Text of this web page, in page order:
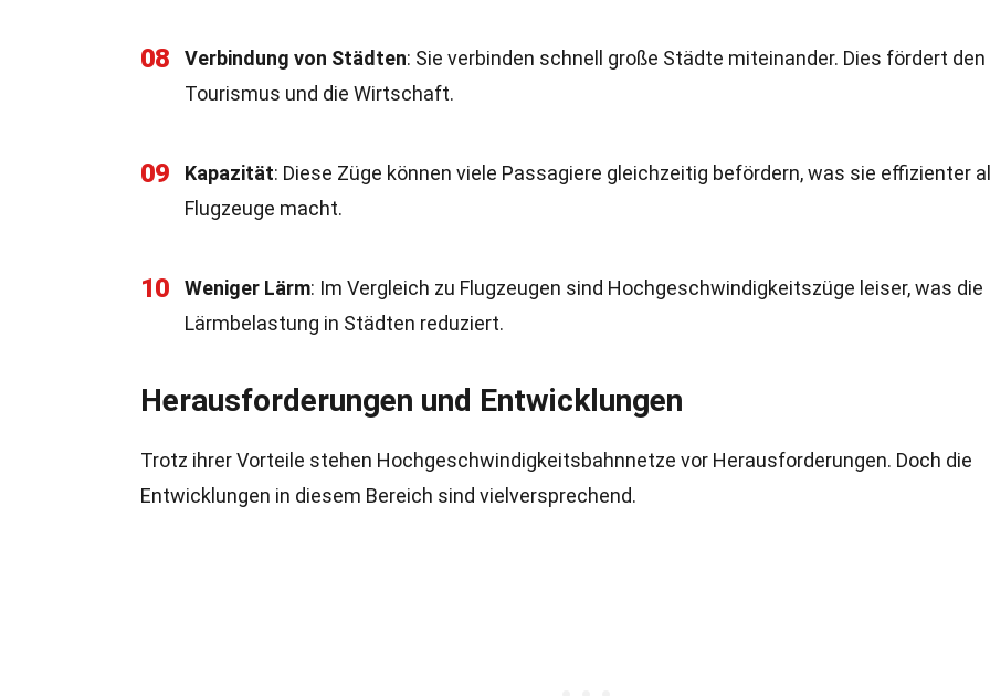
08 Verbindung von Städten: Sie verbinden schnell große Städte miteinander. Dies fördert den
Tourismus und die Wirtschaft.
09 Kapazität: Diese Züge können viele Passagiere gleichzeitig befördern, was sie effizienter
Flugzeuge macht.
10 Weniger Lärm: Im Vergleich zu Flugzeugen sind Hochgeschwindigkeitszüge leiser, was die
Lärmbelastung in Städten reduziert.
Herausforderungen und Entwicklungen
Trotz ihrer Vorteile stehen Hochgeschwindigkeitsbahnnetze vor Herausforderungen. Doch die
Entwicklungen in diesem Bereich sind vielversprechend.